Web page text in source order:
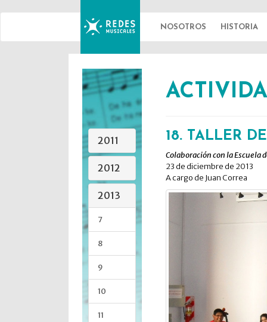
MUSICALES
NOSOTROS HISTORIA
2011
2012
2013
7
8
9
10
11
18. TALLER
Colaboración con la Escuela
23 de diciembre de 2013
A cargo de Juan Correa